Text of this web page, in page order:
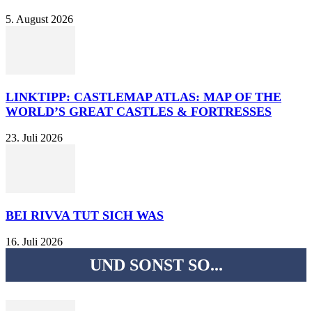
5. August 2026
LINKTIPP: CASTLEMAP ATLAS: MAP OF THE
WORLD’S GREAT CASTLES & FORTRESSES
23. Juli 2026
BEI RIVVA TUT SICH WAS
16. Juli 2026
UND SONST SO...